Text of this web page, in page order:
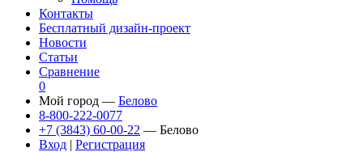
Контакты
Бесплатный дизайн-проект
Новости
Статьи
Сравнение
0
Мой город — Белово
8-800-222-0077
+7 (3843) 60-00-22 — Белово
Вход | Регистрация